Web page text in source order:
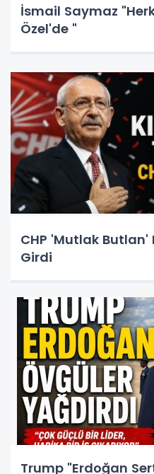
İsmail Saymaz
Özel'de "
CHP 'Mutlak Butlan'
Girdi
Trump "Erdoğan